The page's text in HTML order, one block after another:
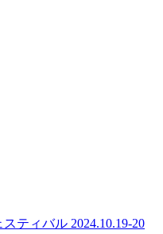
ティバル 2024.10.19-20